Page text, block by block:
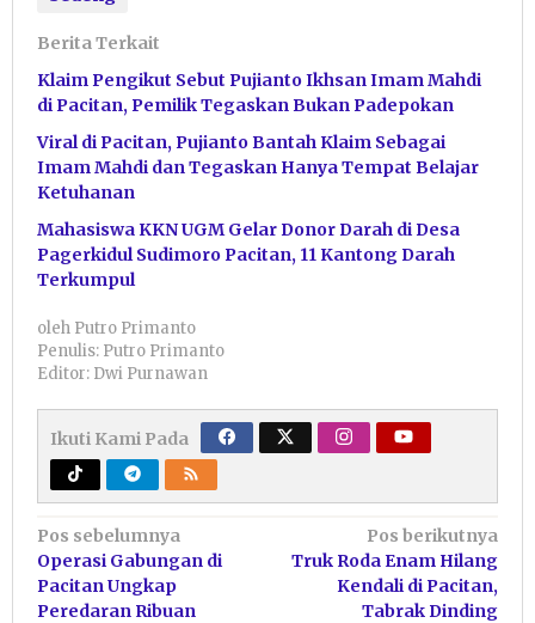
Berita Terkait
Klaim Pengikut Sebut Pujianto Ikhsan Imam Mahdi
di Pacitan, Pemilik Tegaskan Bukan Padepokan
Viral di Pacitan, Pujianto Bantah Klaim Sebagai
Imam Mahdi dan Tegaskan Hanya Tempat Belajar
Ketuhanan
Mahasiswa KKN UGM Gelar Donor Darah di Desa
Pagerkidul Sudimoro Pacitan, 11 Kantong Darah
Terkumpul
oleh Putro Primanto
Penulis: Putro Primanto
Editor: Dwi Purnawan
Ikuti Kami Pada
Navigasi
pos
Pos sebelumnya
Operasi Gabungan di
Pacitan Ungkap
Peredaran Ribuan
Pos berikutnya
Truk Roda Enam Hilang
Kendali di Pacitan,
Tabrak Dinding